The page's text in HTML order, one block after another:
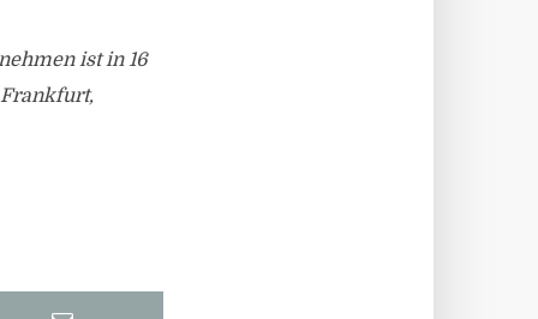
ist in 16